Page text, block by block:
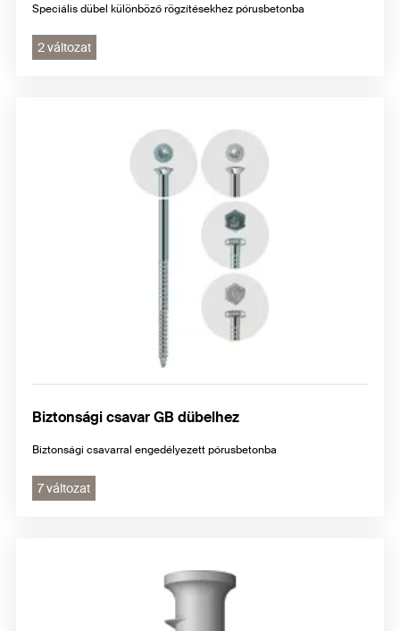
Speciális dübel különböző rögzítésekhez pórusbetonba
2 változat
Biztonsági csavar GB dübelhez
Biztonsági csavarral engedélyezett pórusbetonba
7 változat